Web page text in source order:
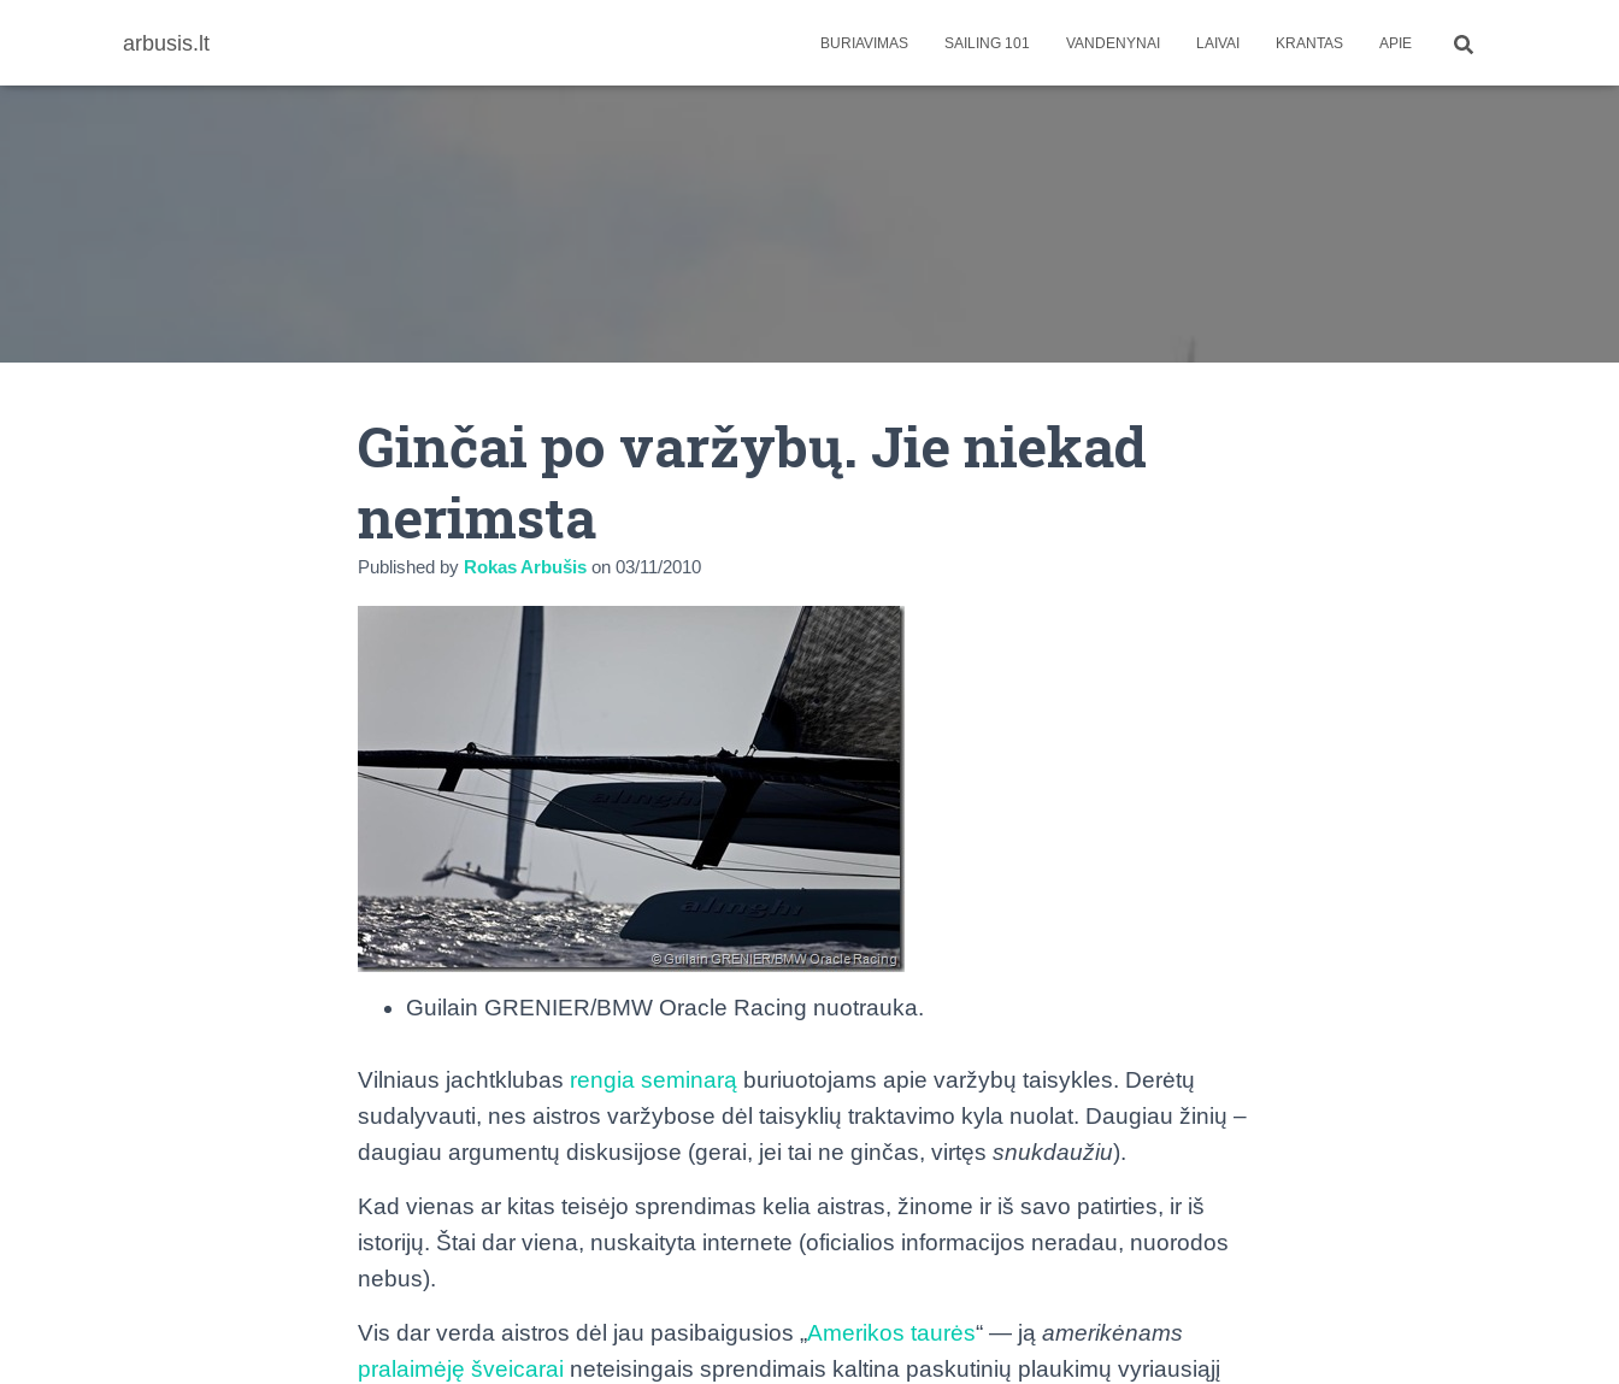
arbusis.lt BURIAVIMAS SAILING 101 VANDENYNAI LAIVAI KRANTAS APIE
Ginčai po varžybų. Jie niekad
nerimsta
Published by Rokas Arbušis on 03/11/2010
Guilain GRENIER/BMW Oracle Racing nuotrauka.
Vilniaus jachtklubas rengia seminarą buriuotojams apie varžybų taisykles. Derėtų
sudalyvauti, nes aistros varžybose dėl taisyklių traktavimo kyla nuolat. Daugiau žinių –
daugiau argumentų diskusijose (gerai, jei tai ne ginčas, virtęs snukdaužiu).
Kad vienas ar kitas teisėjo sprendimas kelia aistras, žinome ir iš savo patirties, ir iš
istorijų. Štai dar viena, nuskaityta internete (oficialios informacijos neradau, nuorodos
nebus).
Vis dar verda aistros dėl jau pasibaigusios „Amerikos taurės“ — ją amerikėnams
pralaimėję šveicarai neteisingais sprendimais kaltina paskutinių plaukimų vyriausiąjį